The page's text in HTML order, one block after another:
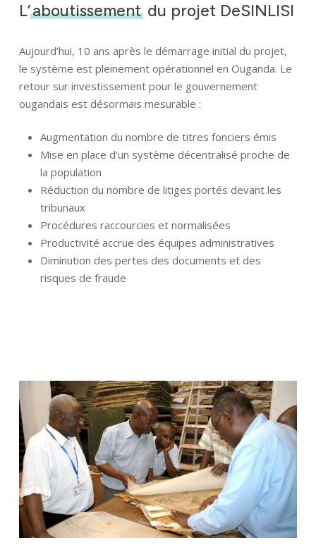
L’aboutissementdu projet DeSINLISI
Aujourd’hui, 10 ans après le démarrage initial du projet,
le système est pleinement opérationnel en Ouganda. Le
retour sur investissement pour le gouvernement
ougandais est désormais mesurable :
Augmentation du nombre de titres fonciers émis
Mise en place d’un système décentralisé proche de
la population
Réduction du nombre de litiges portés devant les
tribunaux
Procédures raccourcies et normalisées
Productivité accrue des équipes administratives
Diminution des pertes des documents et des
risques de fraude